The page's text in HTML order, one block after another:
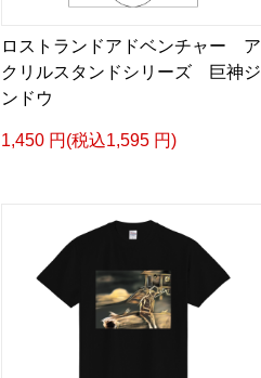
ロストランドアドベンチャー ア
クリルスタンドシリーズ 巨神ジ
ンドウ
1,450 円(税込1,595 円)